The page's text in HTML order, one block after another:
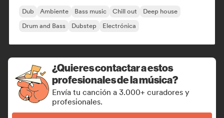
Dub Ambiente Bass music Chill out
Deep house
Drum and Bass
Dubstep Electrónica
¿Quieres contactar a estos
profesionales de la música?
Envía tu canción a 3.000+ curadores y
profesionales.